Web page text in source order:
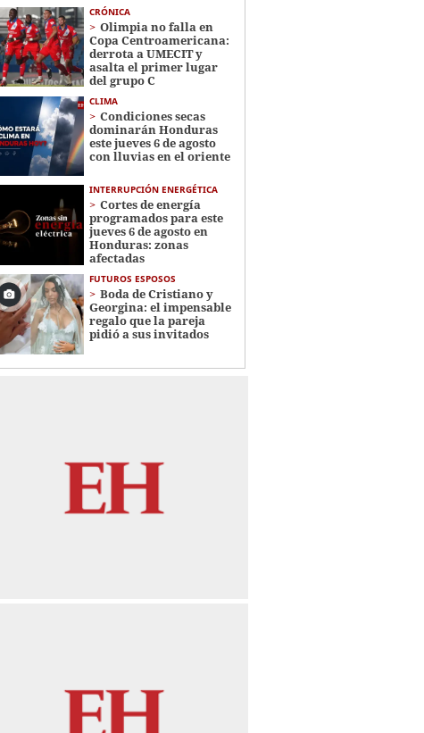
CRÓNICA
Olimpia no falla en
Copa Centroamericana:
derrota a UMECIT y
asalta el primer lugar
del grupo C
CLIMA
Condiciones secas
dominarán Honduras
este jueves 6 de agosto
con lluvias en el oriente
INTERRUPCIÓN ENERGÉTICA
Cortes de energía
programados para este
jueves 6 de agosto en
Honduras: zonas
afectadas
FUTUROS ESPOSOS
Boda de Cristiano y
Georgina: el impensable
regalo que la pareja
pidió a sus invitados